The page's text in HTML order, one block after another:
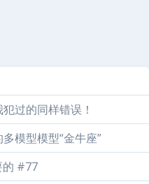
过的同样错误！
模型模型“金牛座”
的 #77